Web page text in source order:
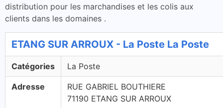
distribution pour les marchandises et les colis aux
clients dans les domaines .
ETANG SUR ARROUX - La Poste La Poste
Catégories La Poste
Adresse
RUE GABRIEL BOUTHIERE
71190 ETANG SUR ARROUX